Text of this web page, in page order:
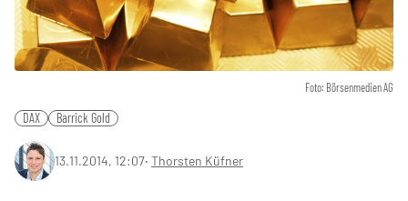
Foto: Börsenmedien AG
DAX Barrick Gold
13.11.2014, 12:07‧ Thorsten Küfner